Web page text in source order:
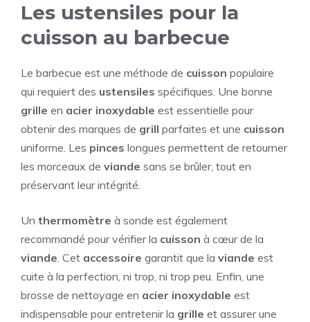
Les ustensiles pour la
cuisson au barbecue
Le barbecue est une méthode de cuisson populaire
qui requiert des ustensiles spécifiques. Une bonne
grille en acier inoxydable est essentielle pour
obtenir des marques de grill parfaites et une cuisson
uniforme. Les pinces longues permettent de retourner
les morceaux de viande sans se brûler, tout en
préservant leur intégrité.
Un thermomètre à sonde est également
recommandé pour vérifier la cuisson à cœur de la
viande. Cet accessoire garantit que la viande est
cuite à la perfection, ni trop, ni trop peu. Enfin, une
brosse de nettoyage en acier inoxydable est
indispensable pour entretenir la grille et assurer une